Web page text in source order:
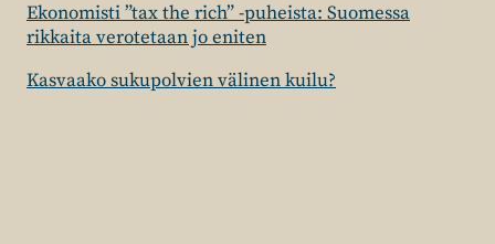
Ekonomisti ”tax the rich” -puheista: Suomessa
rikkaita verotetaan jo eniten
Kasvaako sukupolvien välinen kuilu?